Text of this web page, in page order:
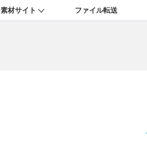
素材サイト ファイル転送